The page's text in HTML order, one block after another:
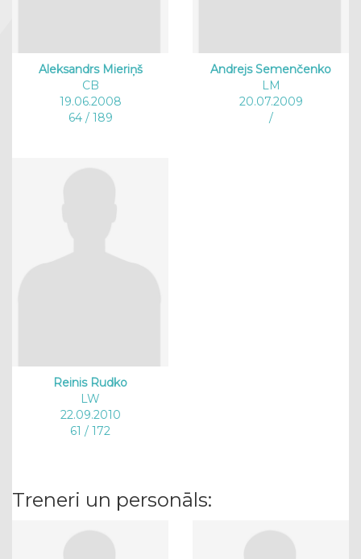
Aleksandrs Mieriņš
CB
19.06.2008
64 / 189
Andrejs Semenčenko
LM
20.07.2009
/
Reinis Rudko
LW
22.09.2010
61 / 172
Treneri un personāls: